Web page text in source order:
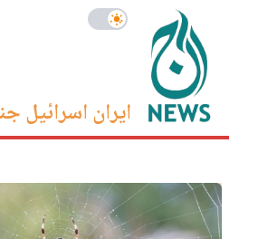
ایران اسرائیل